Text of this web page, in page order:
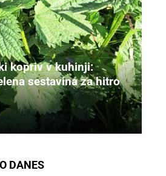
kopriv v kuhinji:
sestavina za hitro
DANES